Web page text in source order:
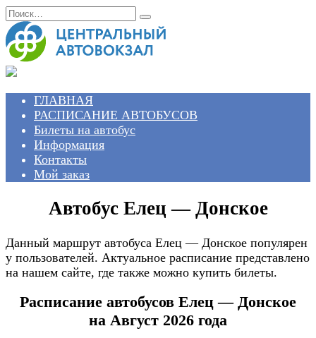
Перейти
к
содержанию
Search
for:
ГЛАВНАЯ
РАСПИСАНИЕ АВТОБУСОВ
Билеты на автобус
Информация
Контакты
Мой заказ
Автобус Елец — Донское
Данный маршрут автобуса Елец — Донское популярен
у пользователей. Актуальное расписание представлено
на нашем сайте, где также можно купить билеты.
Расписание автобусов Елец — Донское
на Август 2026 года